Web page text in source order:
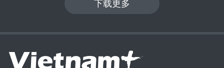
下载更多